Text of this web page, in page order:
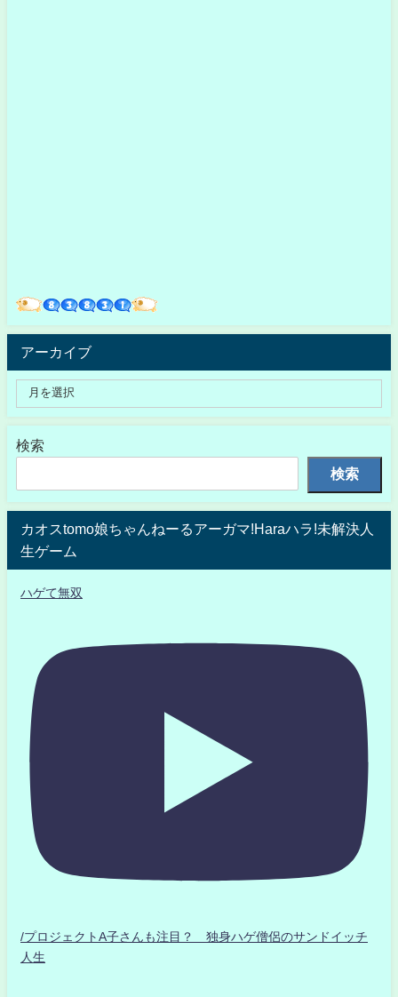
アーカイブ
検索
検索
カオスtomo娘ちゃんねーるアーガマ!Haraハラ!未解決人
生ゲーム
ハゲて無双
/プロジェクトA子さんも注目？ 独身ハゲ僧侶のサンドイッチ
人生